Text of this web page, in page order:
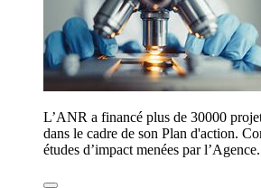
L’ANR a financé plus de 30000
dans le cadre de son Plan d'action.
études d’impact menées par l’Agence.